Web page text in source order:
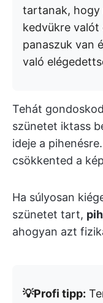
tartanak, hogy
kedvükre valót
panaszuk van
való
Tehát
szünetet iktass
ideje a
csökkented a
Ha súlyosan
szünetet tart,
ahogyan azt
💡Profi tipp: